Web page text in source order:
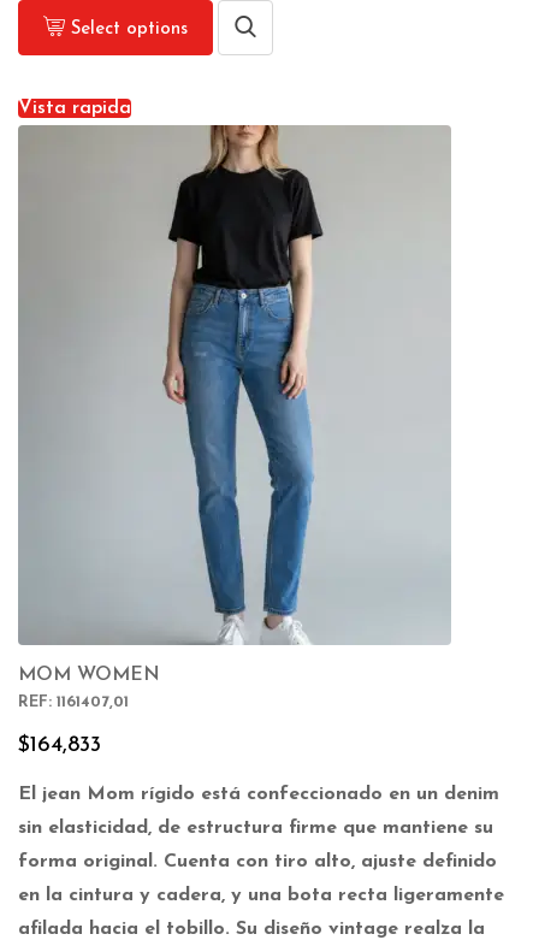
Select options
Vista rapida
MOM WOMEN
REF: 1161407,01
$164,833
El jean Mom rígido está confeccionado en un denim
sin elasticidad, de estructura firme que mantiene su
forma original. Cuenta con tiro alto, ajuste definido
en la cintura y cadera, y una bota recta ligeramente
afilada hacia el tobillo. Su diseño vintage realza la